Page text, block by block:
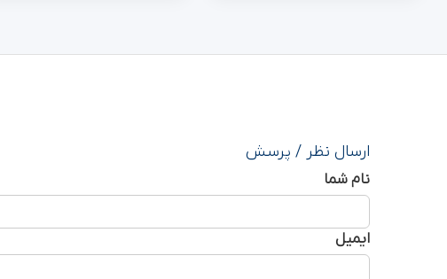
ارسال نظر / پرسش
نام شما
ایمیل